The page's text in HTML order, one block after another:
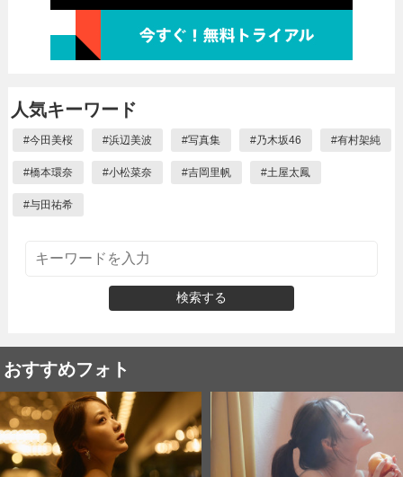
人気キーワード
#今田美桜 #浜辺美波 #写真集 #乃木坂46 #有村架純
#橋本環奈 #小松菜奈 #吉岡里帆 #土屋太鳳
#与田祐希
検索する
おすすめフォト